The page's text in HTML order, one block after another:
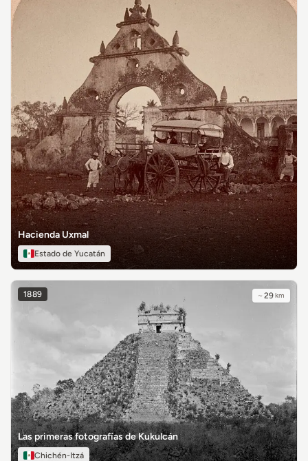
Hacienda Uxmal
Estado de Yucatán
1889 ~ 29km
Las primeras fotografías de Kukulcán
Chichén-Itzá